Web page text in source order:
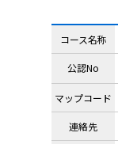
コース名称
公認No
マップコード
連絡先